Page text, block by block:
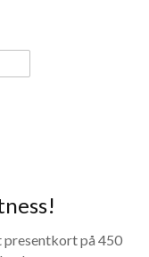
presentkort på 450